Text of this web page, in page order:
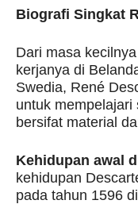
Biografi Singkat
Dari masa
kerjanya di
Swedia, René
untuk mempelajari
bersifat material
Kehidupan awal
kehidupan
pada tahun 1596